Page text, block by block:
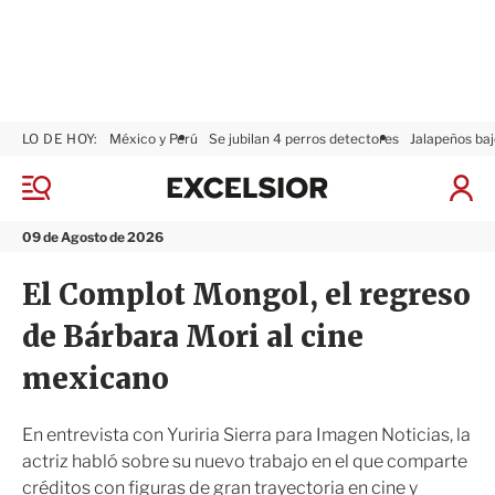
M
n
09 de Agosto de 2026
LO DE HOY: México y Perú Se jubilan 4 perros detectores Jalapeños
I
a
ó
n
x
i
r
El Complot Mongol, el regreso
de Bárbara Mori al cine
mexicano
En entrevista con Yuriria Sierra para Imagen Noticias, la
actriz habló sobre su nuevo trabajo en el que comparte
créditos con figuras de gran trayectoria en cine y